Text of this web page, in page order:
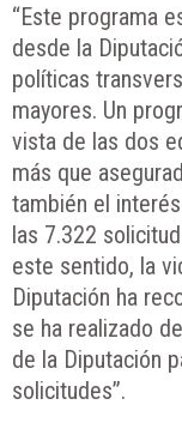
“Este programa
desde la
políticas
mayores. Un
vista de las dos
más que
también el
las 7.322
este sentido, la
Diputación ha
se ha realizado
de la Diputación
solicitudes”.